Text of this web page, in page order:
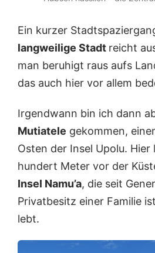
Ein kurzer
langweilige Stadt reicht
man beruhigt raus aufs
das auch hier vor allem
Irgendwann bin ich dann
Mutiatele gekommen,
Osten der Insel Upolu. Hier
hundert Meter vor der
Insel Namu’a, die seit
Privatbesitz einer Familie
lebt.